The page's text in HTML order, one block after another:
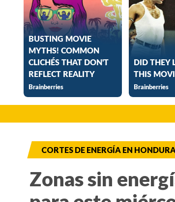
CORTES DE ENERGÍA EN
Zonas sin